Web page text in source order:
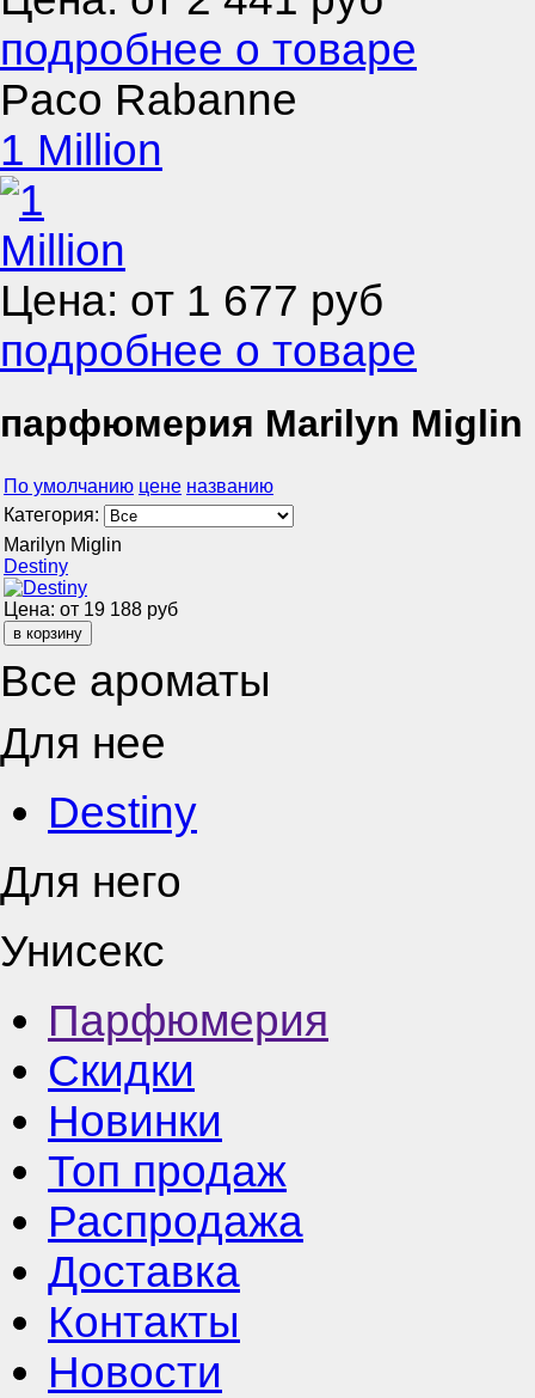
подробнее о товаре
Paco Rabanne
1 Million
Цена: от 1 677 руб
подробнее о товаре
парфюмерия Marilyn Miglin
По умолчанию цене названию
Категория:
Marilyn Miglin
Destiny
Цена: от 19 188 руб
Все ароматы
Для нее
Destiny
Для него
Унисекс
Парфюмерия
Скидки
Новинки
Топ продаж
Распродажа
Доставка
Контакты
Новости